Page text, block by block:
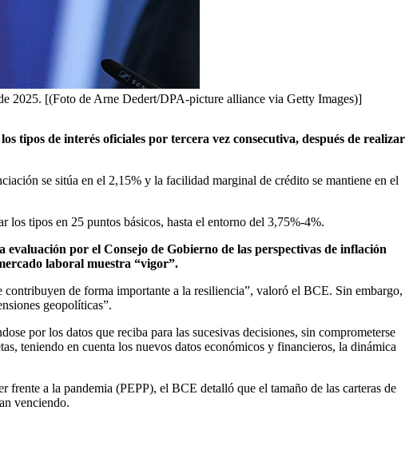
2025. [(Foto de Arne Dedert/DPA-picture alliance via Getty Images)]
de interés oficiales por tercera vez consecutiva, después de realizar
se sitúa en el 2,15% y la facilidad marginal de crédito se mantiene en el
los tipos en 25 puntos básicos, hasta el entorno del 3,75%-4%.
por el Consejo de Gobierno de las perspectivas de inflación
laboral muestra “vigor”.
de forma importante a la resiliencia”, valoró el BCE. Sin embargo,
geopolíticas”.
por los datos que reciba para las sucesivas decisiones, sin comprometerse
teniendo en cuenta los nuevos datos económicos y financieros, la dinámica
frente a la pandemia (PEPP), el BCE detalló que el tamaño de las carteras de
venciendo.